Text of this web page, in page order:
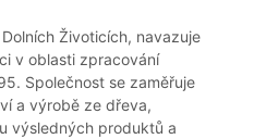
Životicích, navazuje
v oblasti zpracování
Společnost se zaměřuje
a výrobě ze dřeva,
výsledných produktů a